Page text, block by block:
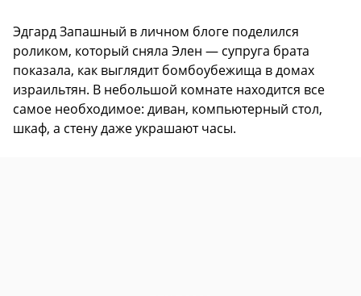
Эдгард Запашный в личном блоге поделился
роликом, который сняла Элен — супруга брата
показала, как выглядит бомбоубежища в домах
израильтян. В небольшой комнате находится все
самое необходимое: диван, компьютерный стол,
шкаф, а стену даже украшают часы.